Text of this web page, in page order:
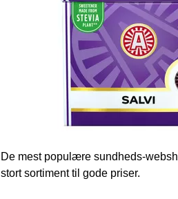
De mest populære sundheds-
stort sortiment til gode priser.